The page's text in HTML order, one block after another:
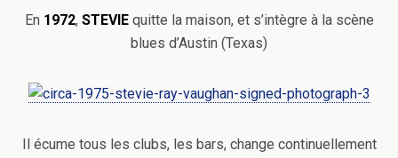
En 1972, STEVIE quitte la maison, et s’intègre à la scène
blues d’Austin (Texas)
Il écume tous les clubs, les bars, change continuellement